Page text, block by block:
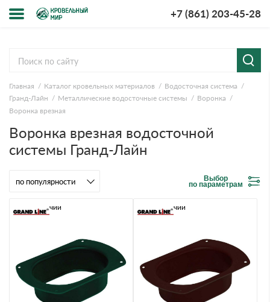
+7 (861) 203-45-28
компании
и оплата
Главная Каталог кровельных материалов
Водосточная система
Гранд-Лайн
Металлические водосточные системы
Воронка
Воронка врезная
Воронка врезная водосточной
системы Гранд-Лайн
Выбор
по параметрам
В наличии В наличии